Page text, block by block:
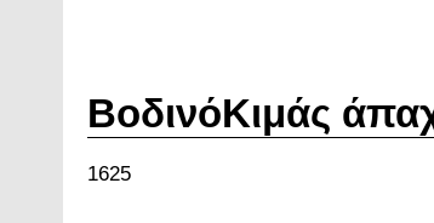
ΒοδινόΚιμάς
1625